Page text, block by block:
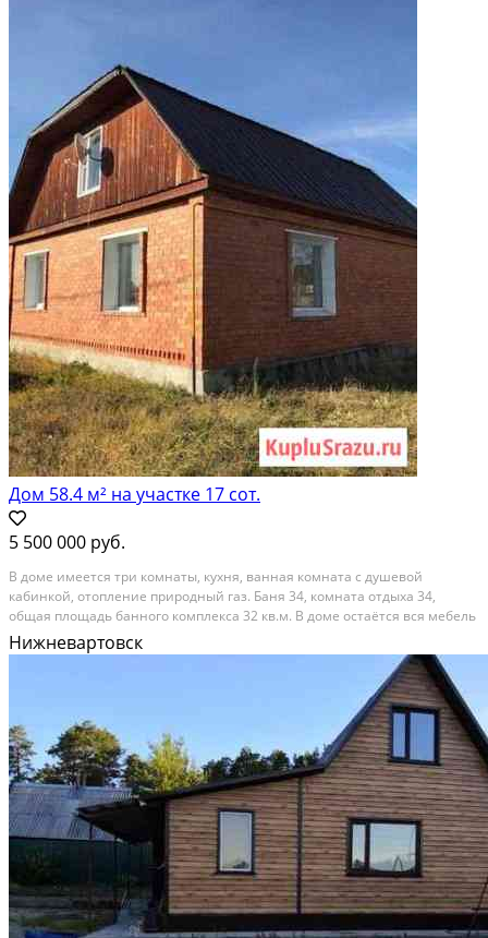
Дом 58.4 м² на участке 17 сот.
5 500 000 руб.
В доме имеется три комнаты, кухня, ванная комната с душевой
кабинкой, отопление природный газ. Баня 34, комната отдыха 34,
общая площадь банного комплекса 32 кв.м. В доме остаётся вся мебель
и кухонная техника. На территории контейнер 23, постройка под гараж
или дровеник 57,5. Рядом школа,...
Расстояние до города (км): В черте города; Этажей в доме: 1; Материал
Нижневартовск